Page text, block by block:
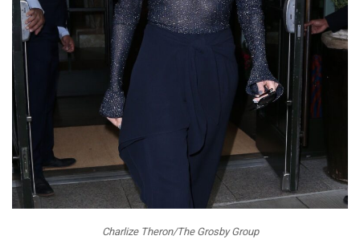
Charlize Theron/The Grosby Group